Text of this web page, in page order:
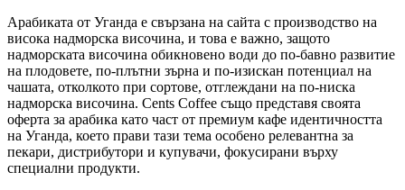
Арабиката от Уганда е свързана на сайта с производство на
висока надморска височина, и това е важно, защото
надморската височина обикновено води до по-бавно развитие
на плодовете, по-плътни зърна и по-изискан потенциал на
чашата, отколкото при сортове, отглеждани на по-ниска
надморска височина. Cents Coffee също представя своята
оферта за арабика като част от премиум кафе идентичността
на Уганда, което прави тази тема особено релевантна за
пекари, дистрибутори и купувачи, фокусирани върху
специални продукти.